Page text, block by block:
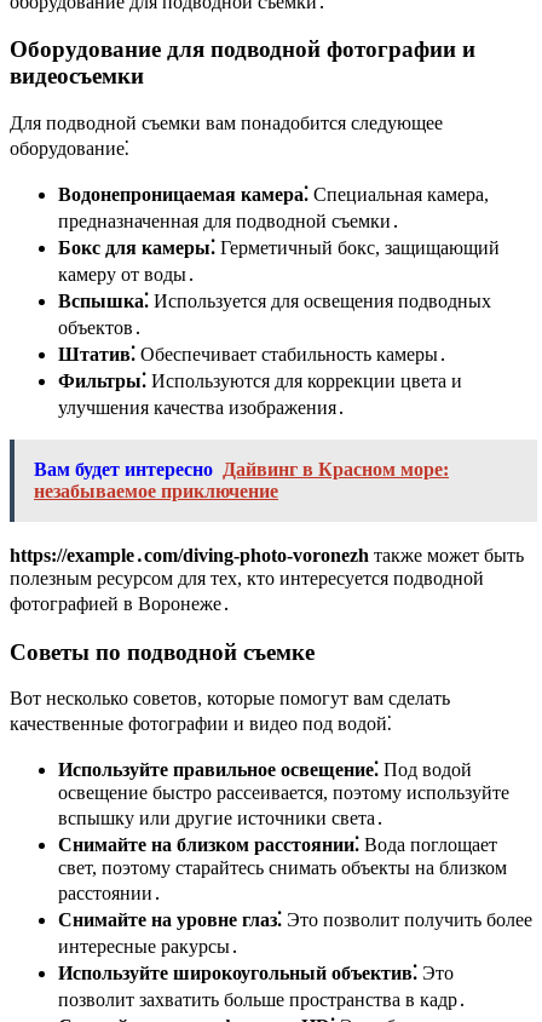
Оборудование для подводной фотографии и
видеосъемки
Для подводной съемки вам понадобится следующее
оборудование⁚
Водонепроницаемая камера⁚ Специальная камера,
предназначенная для подводной съемки․
Бокс для камеры⁚ Герметичный бокс, защищающий
камеру от воды․
Вспышка⁚ Используется для освещения подводных
объектов․
Штатив⁚ Обеспечивает стабильность камеры․
Фильтры⁚ Используются для коррекции цвета и
улучшения качества изображения․
Вам будет интересно Дайвинг в Красном море:
незабываемое приключение
https://example․com/diving-photo-voronezh также может быть
полезным ресурсом для тех, кто интересуется подводной
фотографией в Воронеже․
Советы по подводной съемке
Вот несколько советов, которые помогут вам сделать
качественные фотографии и видео под водой⁚
Используйте правильное освещение⁚ Под водой
освещение быстро рассеивается, поэтому используйте
вспышку или другие источники света․
Снимайте на близком расстоянии⁚ Вода поглощает
свет, поэтому старайтесь снимать объекты на близком
расстоянии․
Снимайте на уровне глаз⁚ Это позволит получить более
интересные ракурсы․
Используйте широкоугольный объектив⁚ Это
позволит захватить больше пространства в кадр․